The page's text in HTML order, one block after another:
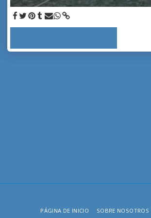
PÁGINA DE INICIO SOBRE NOSOTROS